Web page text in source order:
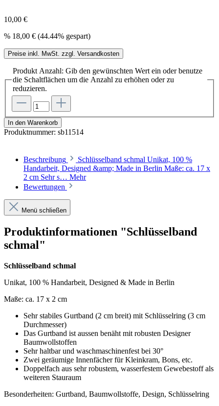
10,00 €
% 18,00 € (44.44% gespart)
Preise inkl. MwSt. zzgl. Versandkosten
Produkt Anzahl: Gib den gewünschten Wert ein oder benutze
die Schaltflächen um die Anzahl zu erhöhen oder zu
reduzieren.
In den Warenkorb
Produktnummer: sb11514
Beschreibung
Schlüsselband schmal Unikat, 100 %
Handarbeit, Designed &amp; Made in Berlin Maße: ca. 17 x
2 cm Sehr s… Mehr
Bewertungen
Menü schließen
Produktinformationen "Schlüsselband
schmal"
Schlüsselband schmal
Unikat, 100 % Handarbeit, Designed & Made in Berlin
Maße: ca. 17 x 2 cm
Sehr stabiles Gurtband (2 cm breit) mit Schlüsselring (3 cm
Durchmesser)
Das Gurtband ist aussen benäht mit robusten Designer
Baumwollstoffen
Sehr haltbar und waschmaschinenfest bei 30°
Zwei geräumige Innenfächer für Kleinkram, Bons, etc.
Doppelfach aus sehr robustem, wasserfestem Gewebestoff als
weiteren Stauraum
Besonderheiten: Gurtband, Baumwollstoffe, Design, Schlüsselring